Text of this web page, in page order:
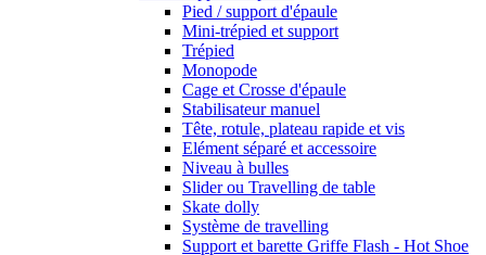
Pied / support d'épaule
Mini-trépied et support
Trépied
Monopode
Cage et Crosse d'épaule
Stabilisateur manuel
Tête, rotule, plateau rapide et vis
Elément séparé et accessoire
Niveau à bulles
Slider ou Travelling de table
Skate dolly
Système de travelling
Support et barette Griffe Flash - Hot Shoe